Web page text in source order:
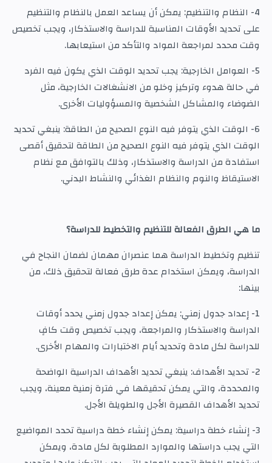
4- النظام والتنظيم: يمكن أن يساعد العمل بالنظام والتنظيم
على تحديد الأوقات المناسبة للدراسة والاستذكار، ويجب تخصيص
وقت محدد لمراجعة المواد والتأكد من استيعابها.
5- العوامل الخارجية: يجب تحديد الوقت الذي يكون فيه الفرد
في حالة هدوء وتركيز وخلو من الانشغالات الخارجية، مثل
الضوضاء والمشاكل الشخصية والمسؤوليات الأخرى.
6- الوقت الذي يتوفر فيه النوع الصحيح من الطاقة: ينبغي تحديد
الوقت الذي يتوفر فيه النوع الصحيح من الطاقة لتحقيق أقصى
استفادة من الدراسة والاستذكار، وذلك بالتوافق مع نظام
الاستيقاظ والنوم والنظام الغذائي والنشاط البدني.
ما هي الطرق الفعالة للتنظيم والتخطيط للدراسة؟
تنظيم وتخطيط الدراسة هما عنصران مهمان لضمان النجاح في
الدراسة، ويمكن استخدام عدة طرق فعالة لتحقيق ذلك، من
بينها:
1- إعداد جدول زمني: يمكن إعداد جدول زمني يحدد أوقات
الدراسة والاستذكار والمراجعة، ويجب تخصيص وقت كافٍ
للدراسة لكل مادة وتحديد أيام الاختبارات والمهام الأخرى.
2- تحديد الأهداف: ينبغي تحديد الأهداف الدراسية الواضحة
والمحددة، والتي يمكن تحقيقها في فترة زمنية معينة، ويجب
تحديد الأهداف القصيرة الأجل والطويلة الأجل.
3- إنشاء خطة دراسية: يمكن إنشاء خطة دراسية تحدد المواضيع
التي يجب دراستها والموارد المطلوبة لكل مادة، ويمكن